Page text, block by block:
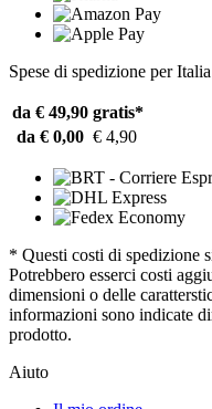
Spese di spedizione per Italia
da € 49,90 gratis*
da € 0,00 € 4,90
* Questi costi di spedizione
Potrebbero esserci costi
dimensioni o delle
informazioni sono indicate
prodotto.
Aiuto